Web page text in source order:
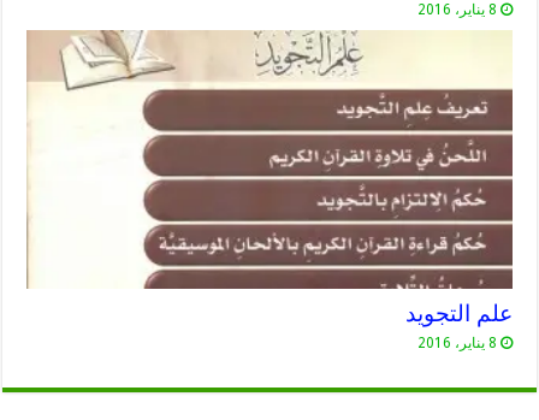
8 يناير، 2016
علم التجويد
8 يناير، 2016